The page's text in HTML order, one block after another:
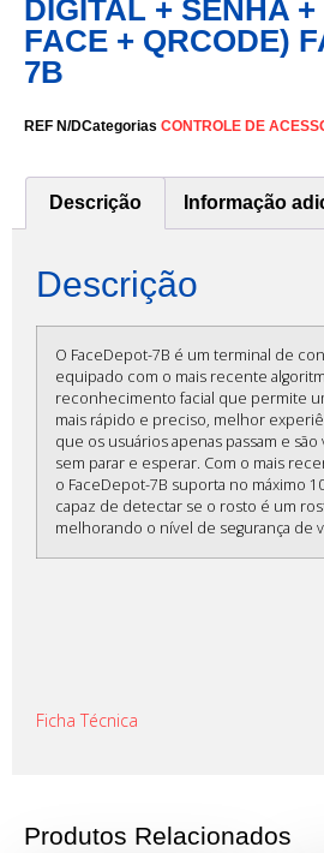
DIGITAL + SENHA
FACE + QRCODE)
7B
REF N/DCategorias CONTROLE DE
Descrição Informação
Descrição
O FaceDepot-7B é um terminal de
equipado com o mais recente
reconhecimento facial que permite
mais rápido e preciso, melhor
que os usuários apenas passam e
sem parar e esperar. Com o mais
o FaceDepot-7B suporta no máximo
capaz de detectar se o rosto é um
melhorando o nível de segurança de
Ficha Técnica
Produtos Relacionados